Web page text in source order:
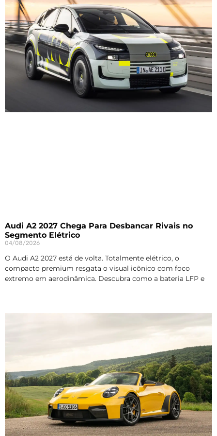
Audi A2 2027 Chega Para Desbancar Rivais no
Segmento Elétrico
04/08/2026
O Audi A2 2027 está de volta. Totalmente elétrico, o
compacto premium resgata o visual icônico com foco
extremo em aerodinâmica. Descubra como a bateria LFP e